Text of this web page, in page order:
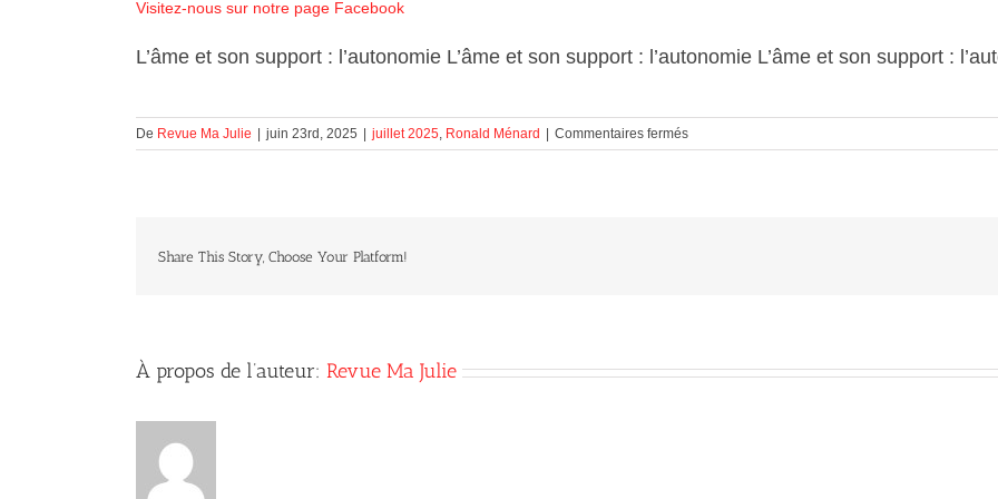
Visitez-nous sur notre page Facebook
L’âme et son support : l’autonomie L’âme et son support : l’autonomie L’âme et son support :
De Revue Ma Julie juin 23rd, 2025 juillet 2025, Ronald Ménard Commentaires ferméssur
L’âme
Share This Story, Choose Your Platform!
À propos de l’auteur: Revue Ma Julie